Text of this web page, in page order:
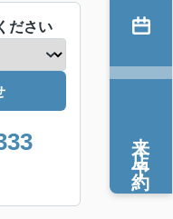
ださい
来店予約